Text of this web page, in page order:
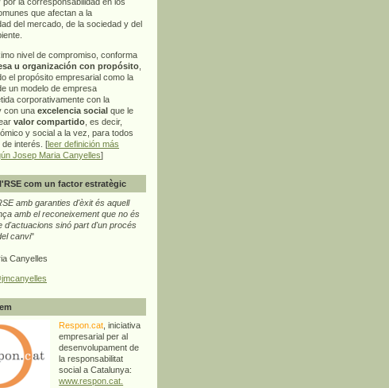
que afectan a la
del mercado, de la sociedad y del
nivel de compromiso, conforma
u organización con propósito
el propósito empresarial como la
un modelo de empresa
corporativamente con la
con una excelencia social que le
valor compartido , es decir,
y social a la vez, para todos
interés. [leer definición más
Josep Maria Canyelles]
com un factor estratègic
amb garanties d'èxit és aquell
amb el reconeixement que no és
d'actuacions sinó part d'un procés
canvi"
Canyelles
Respon.cat , iniciativa
empresarial per al
desenvolupament de
la responsabilitat
social a Catalunya:
www.respon.cat.